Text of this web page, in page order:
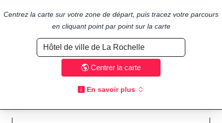
Centrez la carte sur votre zone de départ, puis tracez votre parcours
en cliquant point par point sur la carte
Centrer la carte
En savoir plus